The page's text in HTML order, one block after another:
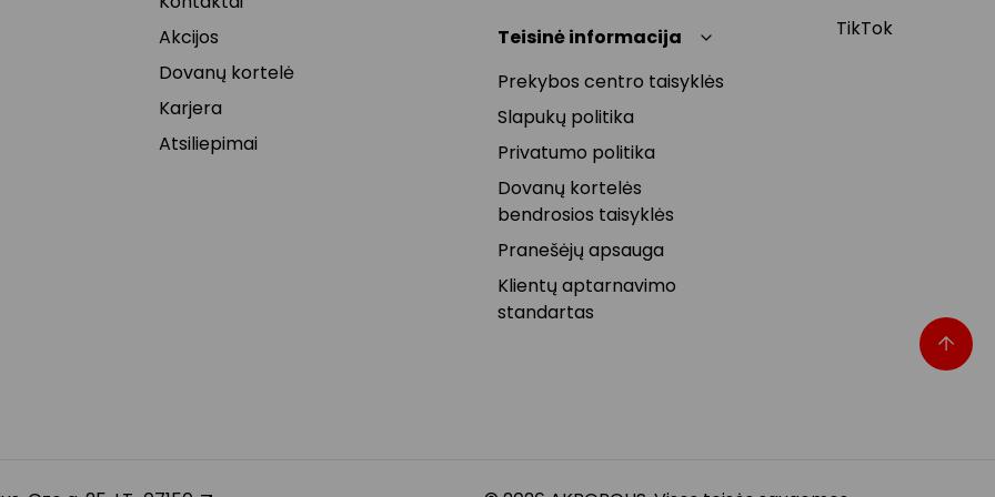
Akcijos
Dovanų kortelė
Karjera
Atsiliepimai
Teisinė informacija
Prekybos centro taisyklės
Slapukų politika
Privatumo politika
Dovanų kortelės
bendrosios taisyklės
Pranešėjų apsauga
Klientų aptarnavimo
standartas
TikTok